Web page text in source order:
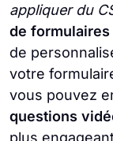
appliquer du
de formulaires
de
votre
vous pouvez
questions
plus